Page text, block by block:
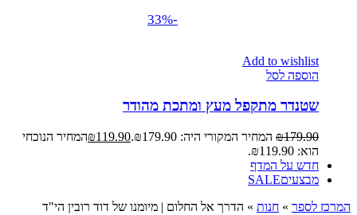
-33%
Add to wishlist
הוספה לסל
שטנדר מתקפל מעץ ומתכת מהודר
₪179.90 המחיר המקורי היה: ₪179.90. ₪119.90
המחיר הנוכחי
הוא: ₪119.90.
חדש על המדף
מבצעיםSALE
המרכז לספר » חנות » הדרך אל החלום | מיומנו של דוד רובין הי"ד